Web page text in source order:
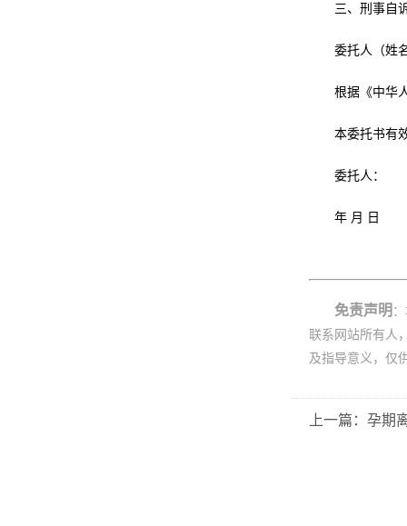
三、刑事自
委托人（姓
根据《中华
本委托书有
委托人：
年 月 日
免责声明
联系网站所有人
及指导意义，仅
上一篇：孕期